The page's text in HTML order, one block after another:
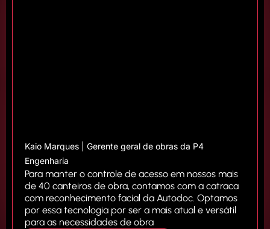
Kaio Marques | Gerente geral de obras da P4
Engenharia
Para manter o controle de acesso em nossos mais
de 40 canteiros de obra, contamos com a catraca
com reconhecimento facial da Autodoc. Optamos
por essa tecnologia por ser a mais atual e versátil
para as necessidades de obra